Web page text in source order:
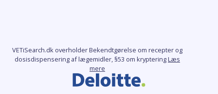
VETiSearch.dk overholder Bekendtgørelse om recepter og
dosisdispensering af lægemidler, §53 om krypteringLæs
mere